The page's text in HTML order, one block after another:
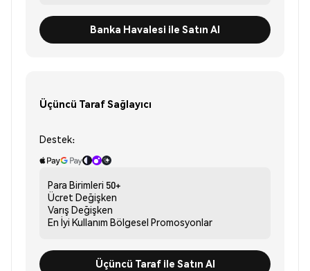
Banka Havalesi ile Satın Al
Üçüncü Taraf Sağlayıcı
Destek:
Para Birimleri 50+
Ücret Değişken
Varış Değişken
En İyi Kullanım Bölgesel Promosyonlar
Üçüncü Taraf ile Satın Al